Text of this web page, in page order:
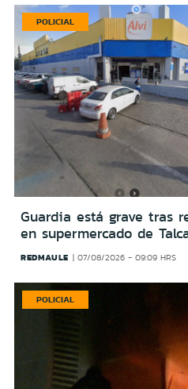
POLICIAL
Guardia está grave tras
en supermercado de
REDMAULE 07/08/2026 - 09:09 HRS
POLICIAL